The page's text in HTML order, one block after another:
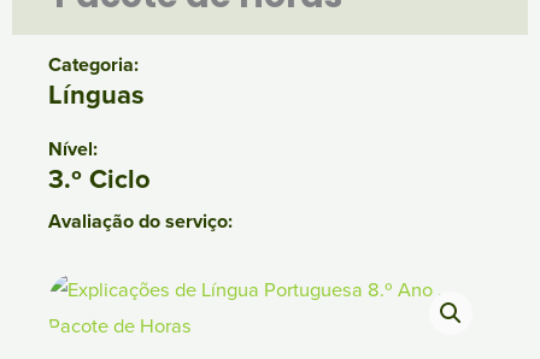
Categoria:
Línguas
Nível:
3.º Ciclo
Avaliação do serviço: